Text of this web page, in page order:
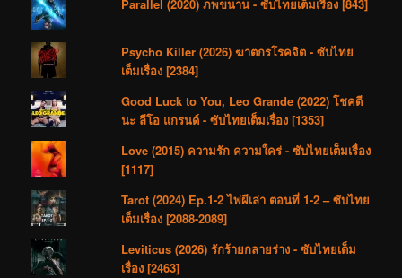
Parallel (2020) ภพขนาน - ซับไทยเต็มเรื่อง [843]
Psycho Killer (2026) ฆาตกรโรคจิต - ซับไทย
เต็มเรื่อง [2384]
Good Luck to You, Leo Grande (2022) โชคดี
นะ ลีโอ แกรนด์ - ซับไทยเต็มเรื่อง [1353]
Love (2015) ความรัก ความใคร่ - ซับไทยเต็มเรื่อง
[1117]
Tarot (2024) Ep.1-2 ไพ่ผีเล่า ตอนที่ 1-2 – ซับไทย
เต็มเรื่อง [2088-2089]
Leviticus (2026) รักร้ายกลายร่าง - ซับไทยเต็ม
เรื่อง [2463]